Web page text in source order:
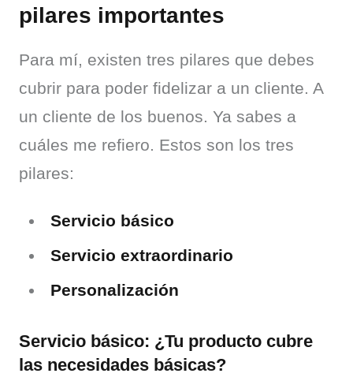
pilares importantes
Para mí, existen tres pilares que debes
cubrir para poder fidelizar a un cliente. A
un cliente de los buenos. Ya sabes a
cuáles me refiero. Estos son los tres
pilares:
Servicio básico
Servicio extraordinario
Personalización
Servicio básico: ¿Tu producto cubre
las necesidades básicas?